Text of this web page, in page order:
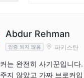
회사 전체 이름
Vebson LTD
Abdur Rehman
인증 되지 않음 파키스탄
는 완전히 사기꾼입니다.
지 않았고 가짜 브로커입